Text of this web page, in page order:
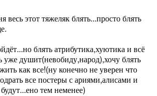
весь этот тяжеляк блять...просто блять
блять атрибутика,хуютика и всё
уже душит(невобиду,народ),хочу блять
как все!(ну конечно не уверен что
все постеры с ариями,алисами и
тем неменее)